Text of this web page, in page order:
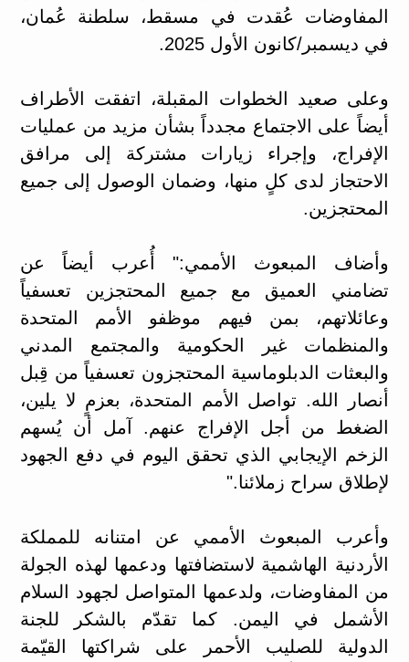
المفاوضات عُقدت في مسقط، سلطنة عُمان،
في ديسمبر/كانون الأول 2025.
وعلى صعيد الخطوات المقبلة، اتفقت الأطراف
أيضاً على الاجتماع مجدداً بشأن مزيد من عمليات
الإفراج، وإجراء زيارات مشتركة إلى مرافق
الاحتجاز لدى كلٍ منها، وضمان الوصول إلى جميع
المحتجزين.
وأضاف المبعوث الأممي:" أُعرب أيضاً عن
تضامني العميق مع جميع المحتجزين تعسفياً
وعائلاتهم، بمن فيهم موظفو الأمم المتحدة
والمنظمات غير الحكومية والمجتمع المدني
والبعثات الدبلوماسية المحتجزون تعسفياً من قِبل
أنصار الله. تواصل الأمم المتحدة، بعزمٍ لا يلين،
الضغط من أجل الإفراج عنهم. آمل أن يُسهم
الزخم الإيجابي الذي تحقق اليوم في دفع الجهود
لإطلاق سراح زملائنا."
وأعرب المبعوث الأممي عن امتنانه للمملكة
الأردنية الهاشمية لاستضافتها ودعمها لهذه الجولة
من المفاوضات، ولدعمها المتواصل لجهود السلام
الأشمل في اليمن. كما تقدّم بالشكر للجنة
الدولية للصليب الأحمر على شراكتها القيّمة